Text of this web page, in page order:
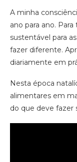
A minha
ano para ano.
sustentável para
fazer diferente.
diariamente em
Nesta época
alimentares em
do que deve fazer